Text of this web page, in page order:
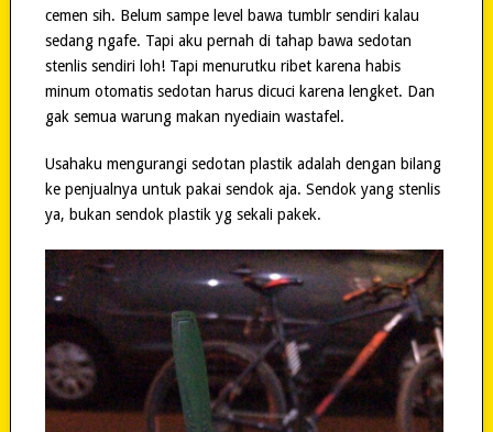
cemen sih. Belum sampe level bawa tumblr sendiri kalau
sedang ngafe. Tapi aku pernah di tahap bawa sedotan
stenlis sendiri loh! Tapi menurutku ribet karena habis
minum otomatis sedotan harus dicuci karena lengket. Dan
gak semua warung makan nyediain wastafel.
Usahaku mengurangi sedotan plastik adalah dengan bilang
ke penjualnya untuk pakai sendok aja. Sendok yang stenlis
ya, bukan sendok plastik yg sekali pakek.